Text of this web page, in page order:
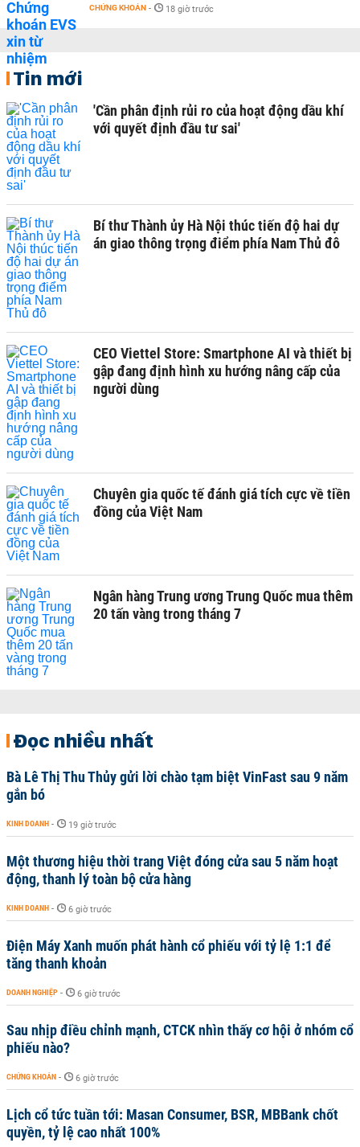
CHỨNG KHOÁN - 18 giờ trước
Tin mới
'Cần phân định rủi ro của hoạt động dầu khí
với quyết định đầu tư sai'
Bí thư Thành ủy Hà Nội thúc tiến độ hai dự
án giao thông trọng điểm phía Nam Thủ đô
CEO Viettel Store: Smartphone AI và thiết bị
gập đang định hình xu hướng nâng cấp của
người dùng
Chuyên gia quốc tế đánh giá tích cực về tiền
đồng của Việt Nam
Ngân hàng Trung ương Trung Quốc mua thêm
20 tấn vàng trong tháng 7
Đọc nhiều nhất
Bà Lê Thị Thu Thủy gửi lời chào tạm biệt VinFast sau 9 năm
gắn bó
KINH DOANH - 19 giờ trước
Một thương hiệu thời trang Việt đóng cửa sau 5 năm hoạt
động, thanh lý toàn bộ cửa hàng
KINH DOANH - 6 giờ trước
Điện Máy Xanh muốn phát hành cổ phiếu với tỷ lệ 1:1 để
tăng thanh khoản
DOANH NGHIỆP - 6 giờ trước
Sau nhịp điều chỉnh mạnh, CTCK nhìn thấy cơ hội ở nhóm cổ
phiếu nào?
CHỨNG KHOÁN - 6 giờ trước
Lịch cổ tức tuần tới: Masan Consumer, BSR, MBBank chốt
quyền, tỷ lệ cao nhất 100%